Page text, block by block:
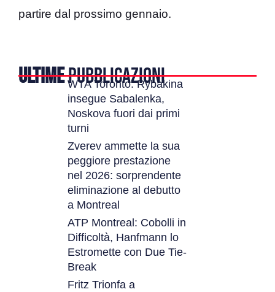
partire dal prossimo gennaio.
ULTIMEPUBBLICAZIONI
WTA Toronto: Rybakina
insegue Sabalenka,
Noskova fuori dai primi
turni
Zverev ammette la sua
peggiore prestazione
nel 2026: sorprendente
eliminazione al debutto
a Montreal
ATP Montreal: Cobolli in
Difficoltà, Hanfmann lo
Estromette con Due Tie-
Break
Fritz Trionfa a